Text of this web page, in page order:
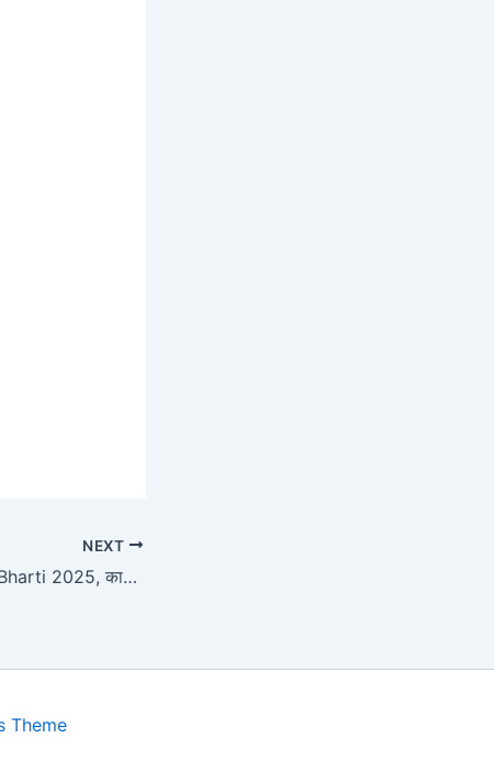
NEXT
Sangli Kasegaon Bharti 2025, कासेगाव सांगली येथे नोकरीची संधी
Theme